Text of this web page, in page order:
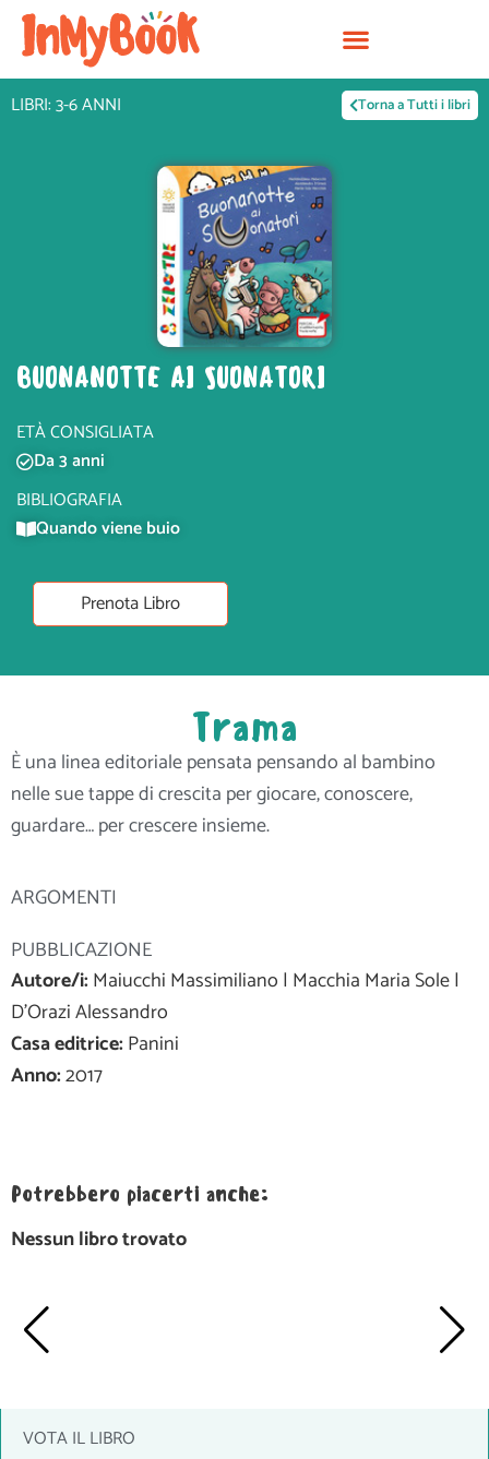
Vai
contenuto
LIBRI: 3-6 ANNI Torna a Tutti i libri
BUONANOTTE AI SUONATORI
ETÀ CONSIGLIATA
Da 3 anni
BIBLIOGRAFIA
Quando viene buio
Prenota Libro
PUBBLICAZIONE
Autore/i:Maiucchi Massimiliano | Macchia Maria Sole |
D'Orazi Alessandro
Casa editrice:Panini
Anno:2017
Trama
È una linea editoriale pensata pensando al bambino
nelle sue tappe di crescita per giocare, conoscere,
guardare… per crescere insieme.
ARGOMENTI
Potrebbero piacerti anche:
Nessun libro trovato
VOTA IL LIBRO